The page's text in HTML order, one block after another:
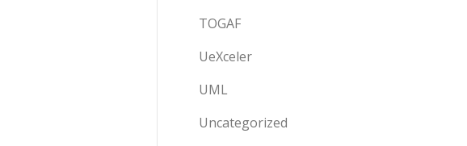
TOGAF
UeXceler
UML
Uncategorized